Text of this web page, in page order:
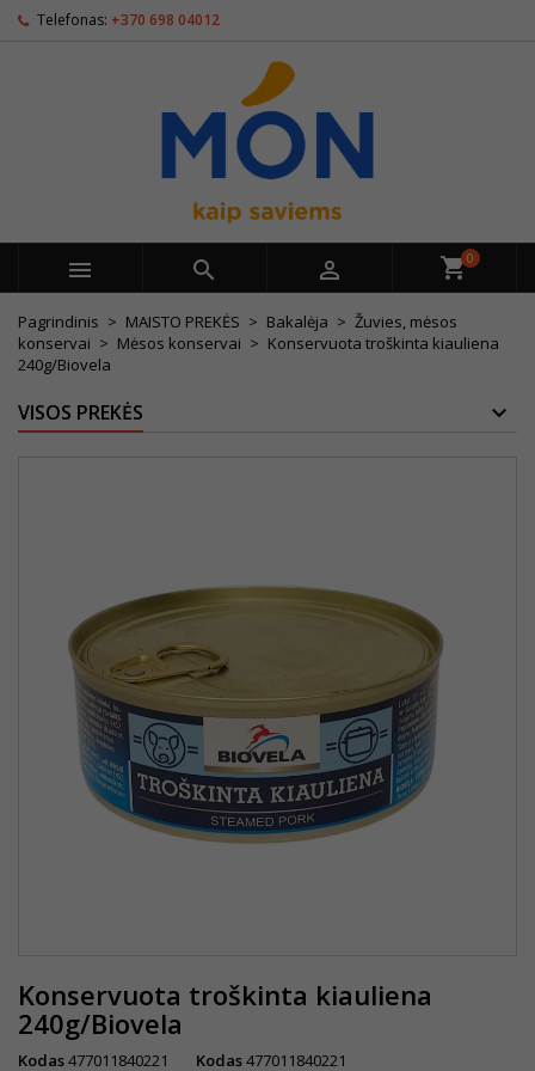
Telefonas: +370 698 04012
   0
Pagrindinis MAISTO PREKĖS Bakalėja
Žuvies, mėsos
konservai
Mėsos konservai
Konservuota troškinta kiauliena
240g/Biovela
VISOS PREKĖS
Konservuota troškinta kiauliena
240g/Biovela
Kodas477011840221 Kodas477011840221